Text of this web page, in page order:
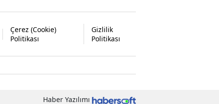
Çerez (Cookie)
Politikası
Gizlilik
Politikası
Haber Yazılımı